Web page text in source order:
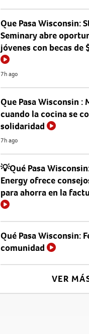
Que Pasa Wisconsin:
Seminary abre
jóvenes con becas de
7h ago
Que Pasa Wisconsin :
cuando la cocina se
solidaridad
7h ago
💡Qué Pasa
Energy ofrece
para ahorra en la
Qué Pasa Wisconsin:
comunidad
VER